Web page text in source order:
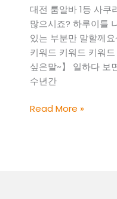
동
업
소
알
바
괴
동
ryboy3500
둔
산
동
쩜
오
바
대전 룸알바 1등 사쿠
많으시죠? 하루이틀
있는 부분만 말할께
키워드 키워드 키워
싶은말~】 일하다
수년간
대
Read More »